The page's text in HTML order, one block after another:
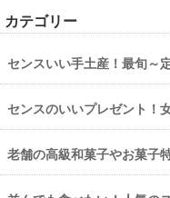
カテゴリー
センスいい手土産！最旬～
センスのいいプレゼント！
老舗の高級和菓子やお菓子